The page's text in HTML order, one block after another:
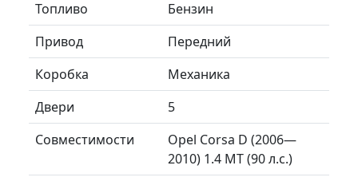
Топливо
Бензин
Привод
Передний
Коробка
Механика
Двери
5
Совместимости
Opel Corsa D (2006—
2010) 1.4 MT (90 л.с.)